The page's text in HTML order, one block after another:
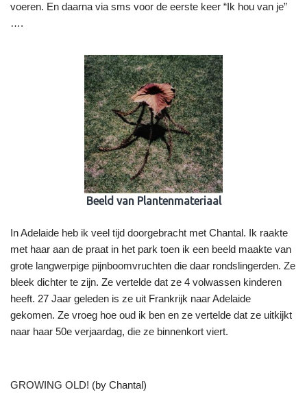
voeren. En daarna via sms voor de eerste keer “Ik hou van je”
….
Beeld van Plantenmateriaal
In Adelaide heb ik veel tijd doorgebracht met Chantal. Ik raakte
met haar aan de praat in het park toen ik een beeld maakte van
grote langwerpige pijnboomvruchten die daar rondslingerden. Ze
bleek dichter te zijn. Ze vertelde dat ze 4 volwassen kinderen
heeft. 27 Jaar geleden is ze uit Frankrijk naar Adelaide
gekomen. Ze vroeg hoe oud ik ben en ze vertelde dat ze uitkijkt
naar haar 50e verjaardag, die ze binnenkort viert.
GROWING OLD! (by Chantal)